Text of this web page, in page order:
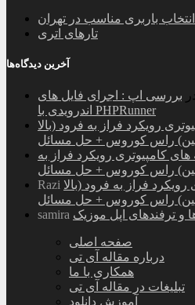
انتخاب باربری مناسب در تهران
تارهای اتری
آخرین دیدگاه‌ها
بررسی اپ : اجرای فایل های PHP در گوشی
اندرویدی با PHPRunner
رویکرد فراز به فرود (بالا
راس کوروس + حل مسائل
کامپیوتری رویکرد فراز به
پایین) راس کوروس + حل مسائل
Razi فراز به فرود (بالا
راس کوروس + حل مسائل
samira
صفحه اصلی
درباره مقاله آی تی
همکاری با ما
تبلیغات در مقاله آی تی
آموزش دانلود